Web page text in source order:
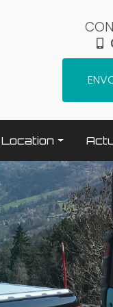
Location
Terrassement /
Transport
Elévation / levage
Espaces verts
Traitement béton
Nettoyage